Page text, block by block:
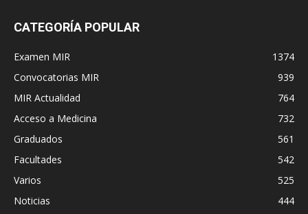
CATEGORÍA POPULAR
Examen MIR
1374
Convocatorias MIR
939
MIR Actualidad
764
Acceso a Medicina
732
Graduados
561
Facultades
542
Varios
525
Noticias
444